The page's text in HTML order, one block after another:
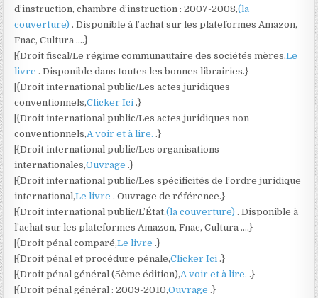
d’instruction, chambre d’instruction : 2007-2008,(la
couverture). Disponible à l’achat sur les plateformes Amazon,
Fnac, Cultura ….}
|{Droit fiscal/Le régime communautaire des sociétés mères,Le
livre. Disponible dans toutes les bonnes librairies.}
|{Droit international public/Les actes juridiques
conventionnels,Clicker Ici.}
|{Droit international public/Les actes juridiques non
conventionnels,A voir et à lire..}
|{Droit international public/Les organisations
internationales,Ouvrage.}
|{Droit international public/Les spécificités de l’ordre juridique
international,Le livre. Ouvrage de référence.}
|{Droit international public/L’État,(la couverture). Disponible à
l’achat sur les plateformes Amazon, Fnac, Cultura ….}
|{Droit pénal comparé,Le livre.}
|{Droit pénal et procédure pénale,Clicker Ici.}
|{Droit pénal général (5ème édition),A voir et à lire..}
|{Droit pénal général : 2009-2010,Ouvrage.}